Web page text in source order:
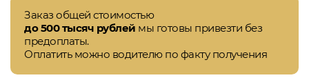
Заказ общей стоимостью
до 500 тысяч рублей мы готовы привезти без
предоплаты.
Оплатить можно водителю по факту получения